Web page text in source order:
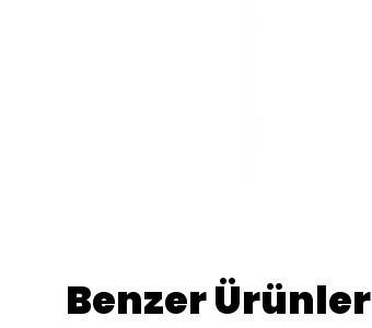
Benzer Ürünler